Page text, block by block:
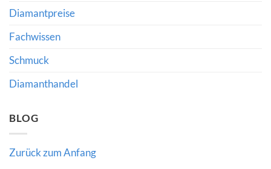
Händler
bedeutet
bedeuten
Diamantpreise
Fachwissen
Schmuck
Diamanthandel
BLOG
Zurück zum Anfang